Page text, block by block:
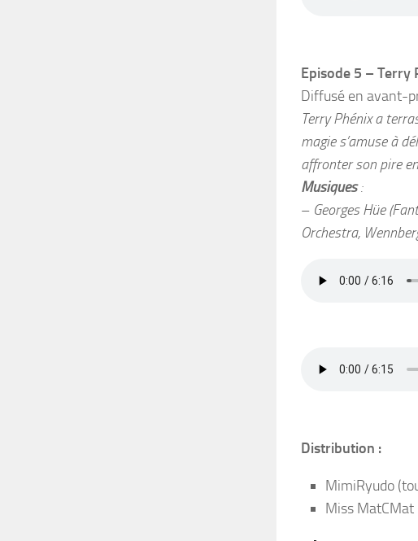
Episode 5 – Terry
Diffusé en avant-
Terry Phénix a
magie s’amuse à
affronter son pire
Musiques:
– Georges Hüe
Orchestra,
Distribution :
MimiRyudo
Miss MatCMat